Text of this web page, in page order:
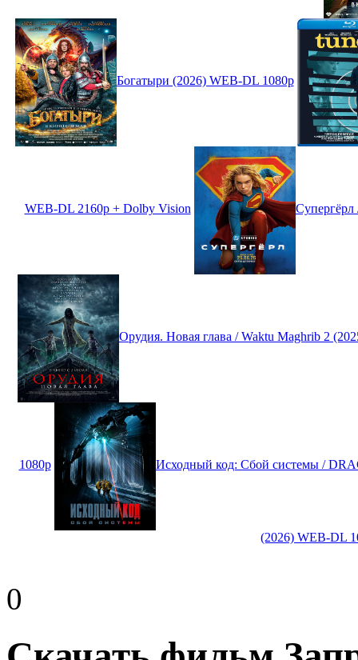
Богатыри (2026) WEB-DL 1080p
WEB-DL 2160p + Dolby Vision
Орудия. Новая глава / Waktu Maghrib 2
1080p Исходный код: Сбой системы /
(2026) WEB-DL
0